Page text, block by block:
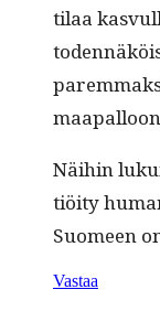
tilaa
Näi­hin
tiöi­ty
Suomeen
Vastaa